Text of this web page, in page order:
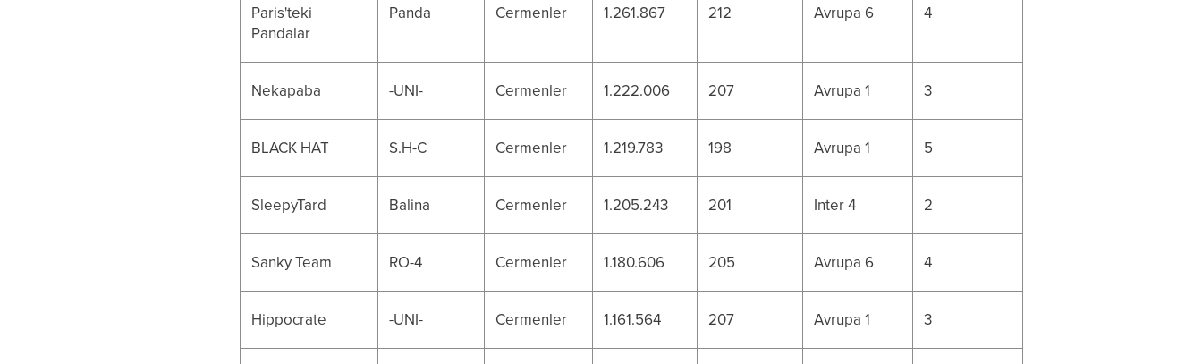
Paris'teki
Pandalar
Panda Cermenler 1.261.867 212 Avrupa 6 4
Nekapaba -UNI- Cermenler 1.222.006 207 Avrupa 1 3
BLACK HAT S.H-C Cermenler 1.219.783 198 Avrupa 1 5
SleepyTard Balina Cermenler 1.205.243 201 Inter 4 2
Sanky Team RO-4 Cermenler 1.180.606 205 Avrupa 6 4
Hippocrate -UNI- Cermenler 1.161.564 207 Avrupa 1 3